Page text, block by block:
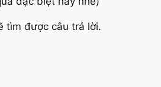
tìm được câu trả lời.